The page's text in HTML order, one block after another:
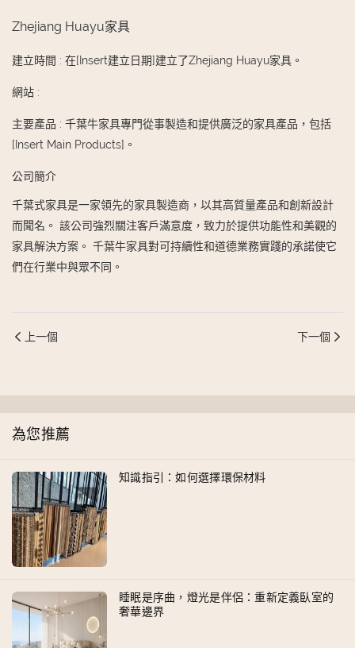
Zhejiang Huayu家具
建立時間 : 在[Insert建立日期]建立了Zhejiang Huayu家具。
網站 :
主要產品 : 千葉牛家具專門從事製造和提供廣泛的家具產品，包括
[Insert Main Products]。
公司簡介
千葉式家具是一家領先的家具製造商，以其高質量產品和創新設計
而聞名。 該公司強烈關注客戶滿意度，致力於提供功能性和美觀的
家具解決方案。 千葉牛家具對可持續性和道德業務實踐的承諾使它
們在行業中與眾不同。
上一個 下一個
為您推薦
知識指引：如何選擇環保材料
睡眠是序曲，燈光是伴侶：重新定義臥室的
奢華邊界